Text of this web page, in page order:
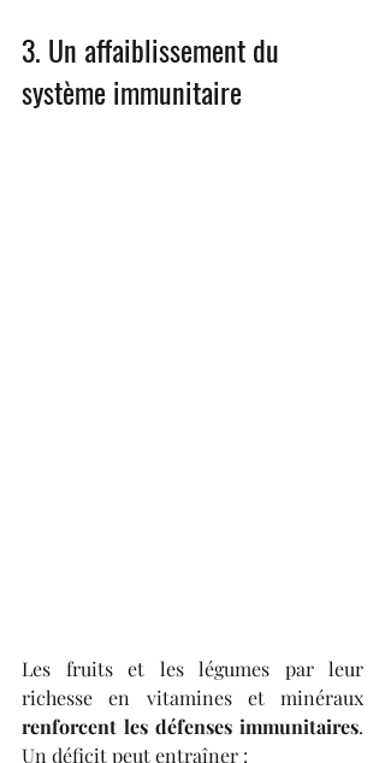
3. Un affaiblissement du
système immunitaire
Les fruits et les légumes par leur
renforcent les défenses immunitaires.
Un déficit peut entraîner :